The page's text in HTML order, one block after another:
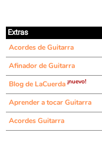
Extras
Acordes de Guitarra
Afinador de Guitarra
Blog de LaCuerda ¡nuevo!
Aprender a tocar Guitarra
Acordes Guitarra